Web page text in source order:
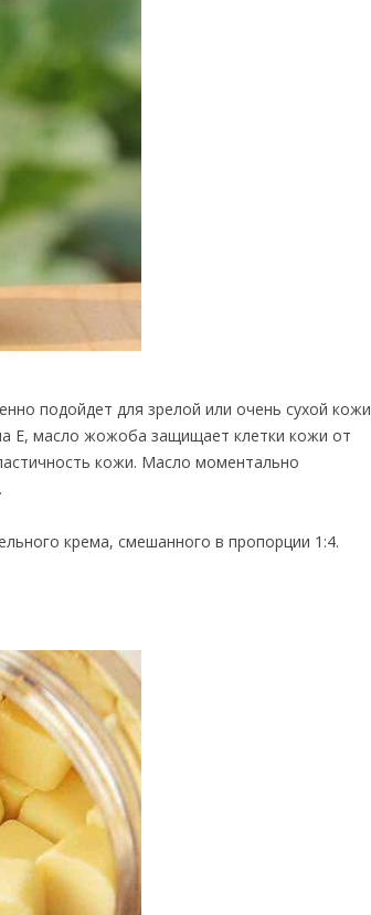
подойдет для зрелой или очень сухой кожи
Е, масло жожоба защищает клетки кожи от
кожи. Масло моментально
крема, смешанного в пропорции 1:4.